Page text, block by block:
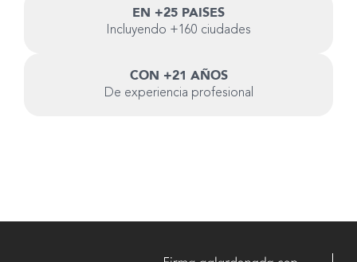
EN +25 PAISES
Incluyendo +160 ciudades
CON +21 AÑOS
De experiencia profesional